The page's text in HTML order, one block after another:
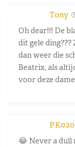
Tony
Oh dear!!! De
dit gele
dan weer die
Beatrix, als
voor deze
PK020
😂 Never a dull